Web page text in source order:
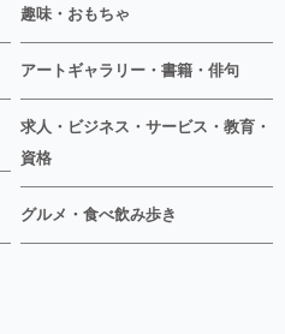
趣味・おもちゃ
アートギャラリー・書籍・俳句
求人・ビジネス・サービス・教育・
資格
グルメ・食べ飲み歩き